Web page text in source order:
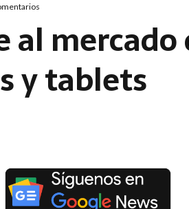
al mercado
y tablets